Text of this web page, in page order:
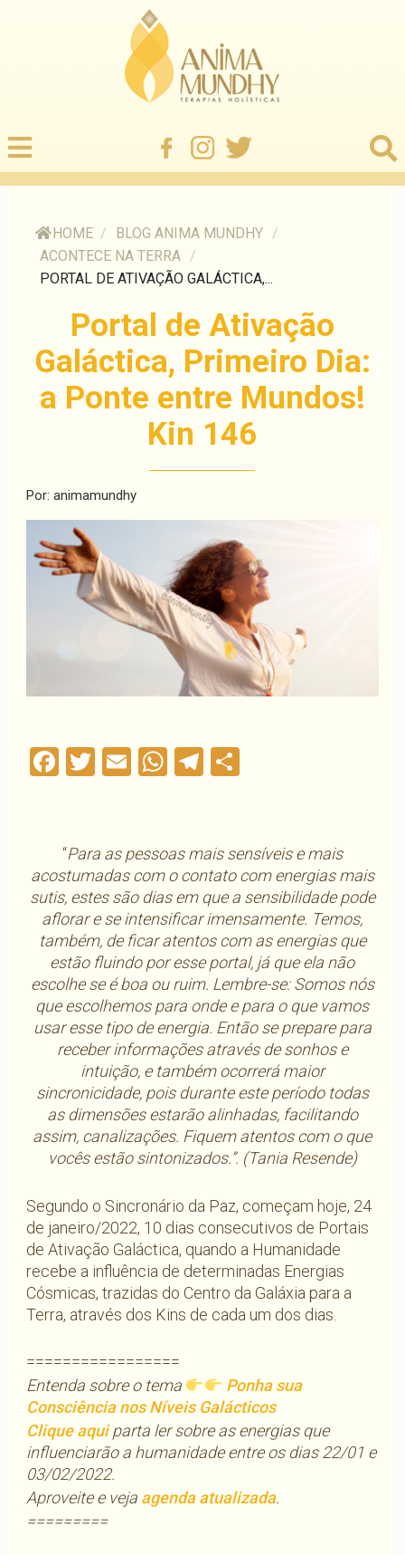
HOME / BLOG ANIMA MUNDHY /
ACONTECE NA TERRA /
PORTAL DE ATIVAÇÃO GALÁCTICA,...
Portal de Ativação
Galáctica, Primeiro Dia:
a Ponte entre Mundos!
Kin 146
Por: animamundhy
Facebook
Twitter
EmailWhatsApp
Telegram
“Para as pessoas mais sensíveis e mais
acostumadas com o contato com energias mais
sutis, estes são dias em que a sensibilidade pode
aflorar e se intensificar imensamente. Temos,
também, de ficar atentos com as energias que
estão fluindo por esse portal, já que ela não
escolhe se é boa ou ruim. Lembre-se: Somos nós
que escolhemos para onde e para o que vamos
usar esse tipo de energia. Então se prepare para
receber informações através de sonhos e
intuição, e também ocorrerá maior
sincronicidade, pois durante este período todas
as dimensões estarão alinhadas, facilitando
assim, canalizações. Fiquem atentos com o que
vocês estão sintonizados.”. (Tania Resende)
Segundo o Sincronário da Paz, começam hoje, 24
de janeiro/2022, 10 dias consecutivos de Portais
de Ativação Galáctica, quando a Humanidade
recebe a influência de determinadas Energias
Cósmicas, trazidas do Centro da Galáxia para a
Terra, através dos Kins de cada um dos dias.
=================
Entenda sobre o tema
Ponha sua
Consciência nos Níveis Galácticos
Clique aquiparta ler sobre as energias que
influenciarão a humanidade entre os dias 22/01 e
03/02/2022.
Aproveite e veja agenda atualizada.
=========